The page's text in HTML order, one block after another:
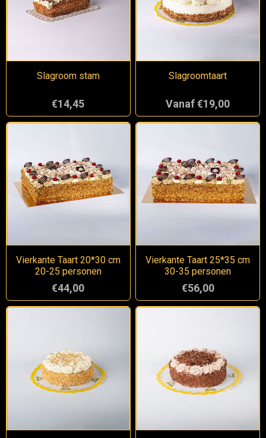
Slagroom stam
€14,45
Slagroomtaart
Vanaf €19,00
Vierkante Taart 20*30 cm
20-25 personen
€44,00
Vierkante Taart 25*35 cm
30-35 personen
€56,00